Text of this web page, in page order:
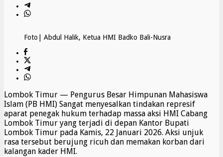
Foto| Abdul Halik, Ketua HMI Badko Bali-Nusra
Lombok Timur — Pengurus Besar Himpunan Mahasiswa
Islam (PB HMI) Sangat menyesalkan tindakan represif
aparat penegak hukum terhadap massa aksi HMI Cabang
Lombok Timur yang terjadi di depan Kantor Bupati
Lombok Timur pada Kamis, 22 Januari 2026. Aksi unjuk
rasa tersebut berujung ricuh dan memakan korban dari
kalangan kader HMI.